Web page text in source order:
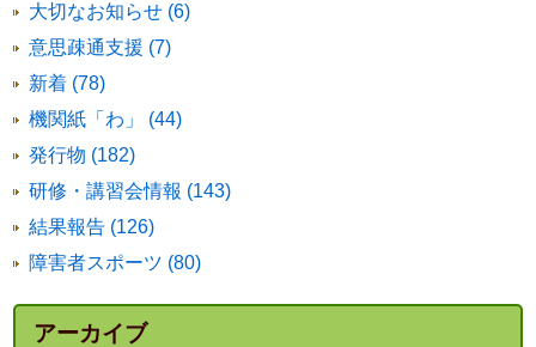
大切なお知らせ (6)
意思疎通支援 (7)
新着 (78)
機関紙「わ」 (44)
発行物 (182)
研修・講習会情報 (143)
結果報告 (126)
障害者スポーツ (80)
アーカイブ